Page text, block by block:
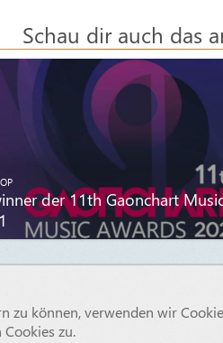
zu können, verwenden wir
zu.
Schau dir auch das
der 11th Gaonchart
Haftungsauschluss